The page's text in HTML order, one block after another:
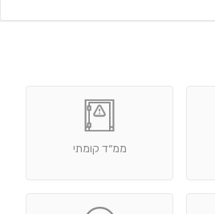
ממ״ד קומתי